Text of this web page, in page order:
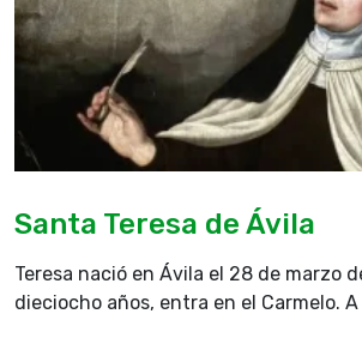
Santa Teresa de Ávila
Teresa nació en Ávila el 28 de marzo
dieciocho años, entra en el Carmelo. A